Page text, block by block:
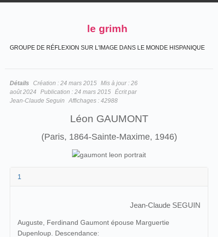
le grimh
GROUPE DE RÉFLEXION SUR L'IMAGE DANS LE MONDE HISPANIQUE
Détails Création : 24 mars 2015 Mis à jour : 26
août 2024
Publication : 24 mars 2015 Écrit par
Jean-Claude Seguin
Affichages : 42988
Léon GAUMONT
(Paris, 1864-Sainte-Maxime, 1946)
1
Jean-Claude SEGUIN
Auguste, Ferdinand Gaumont épouse Marguertie
Dupenloup. Descendance: